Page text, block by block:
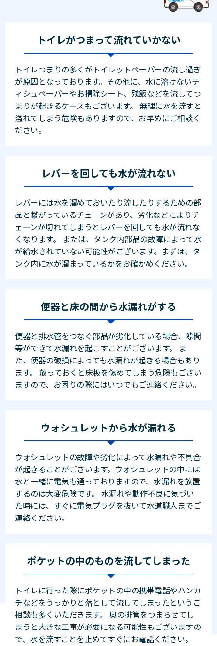
トイレがつまって流れていかない
トイレつまりの多くがトイレットペーパーの流し過ぎ
が原因となっております。その他に、水に溶けないテ
ィシュペーパーやお掃除シート、残飯などを流してつ
まりが起きるケースもございます。 無理に水を流すと
溢れてしまう危険もありますので、お早めにご相談く
ださい。
レバーを回しても水が流れない
レバーには水を溜めておいたり流したりするための部
品と繋がっているチェーンがあり、劣化などによりチ
ェーンが切れてしまうとレバーを回しても水が流れな
くなります。 または、タンク内部品の故障によって水
が給水されていない可能性がございます。まずは、タ
ンク内に水が溜まっているかをお確かめください。
便器と床の間から水漏れがする
便器と排水管をつなぐ部品が劣化している場合、隙間
等ができて水漏れを起こすことがございます。 ま
た、便器の破損によっても水漏れが起きる場合もあり
ます。 放っておくと床板を傷めてしまう危険もござい
ますので、お困りの際にはいつでもご連絡ください。
ウォシュレットから水が漏れる
ウォシュレットの故障や劣化によって水漏れや不具合
が起きることがございます。ウォシュレットの中には
水と一緒に電気も通っておりますので、水漏れを放置
するのは大変危険です。 水漏れや動作不良に気づい
た時には、すぐに電気プラグを抜いて水道職人までご
連絡ください。
ポケットの中のものを流してしまった
トイレに行った際にポケットの中の携帯電話やハンカ
チなどをうっかりと落として流してしまったというご
相談も多くいただきます。 奥の排管をつまらせてし
まうと大きな工事が必要になる可能性もございますの
で、水を流すことを止めてすぐにお電話ください。